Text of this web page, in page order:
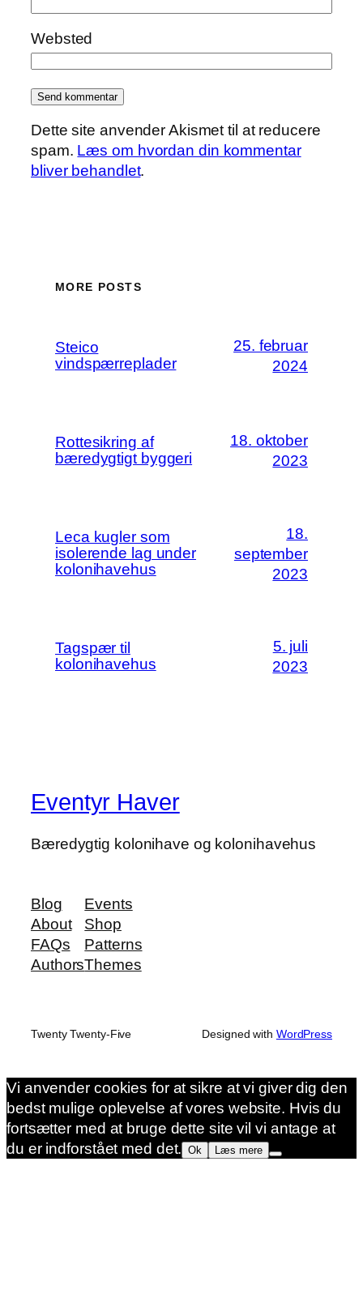
Websted
Dette site anvender Akismet til at reducere
spam. Læs om hvordan din kommentar
bliver behandlet.
MORE POSTS
Steico
vindspærreplader
25. februar
2024
Rottesikring af
bæredygtigt byggeri
18. oktober
2023
Leca kugler som
isolerende lag under
kolonihavehus
18.
september
2023
Tagspær til
kolonihavehus
5. juli
2023
Eventyr Haver
Bæredygtig kolonihave og kolonihavehus
Blog
About
FAQs
Authors
Events
Shop
Patterns
Themes
Twenty Twenty-Five Designed with WordPress
Vi anvender cookies for at sikre at vi giver dig den
bedst mulige oplevelse af vores website. Hvis du
fortsætter med at bruge dette site vil vi antage at
du er indforstået med det. Ok Læs mere